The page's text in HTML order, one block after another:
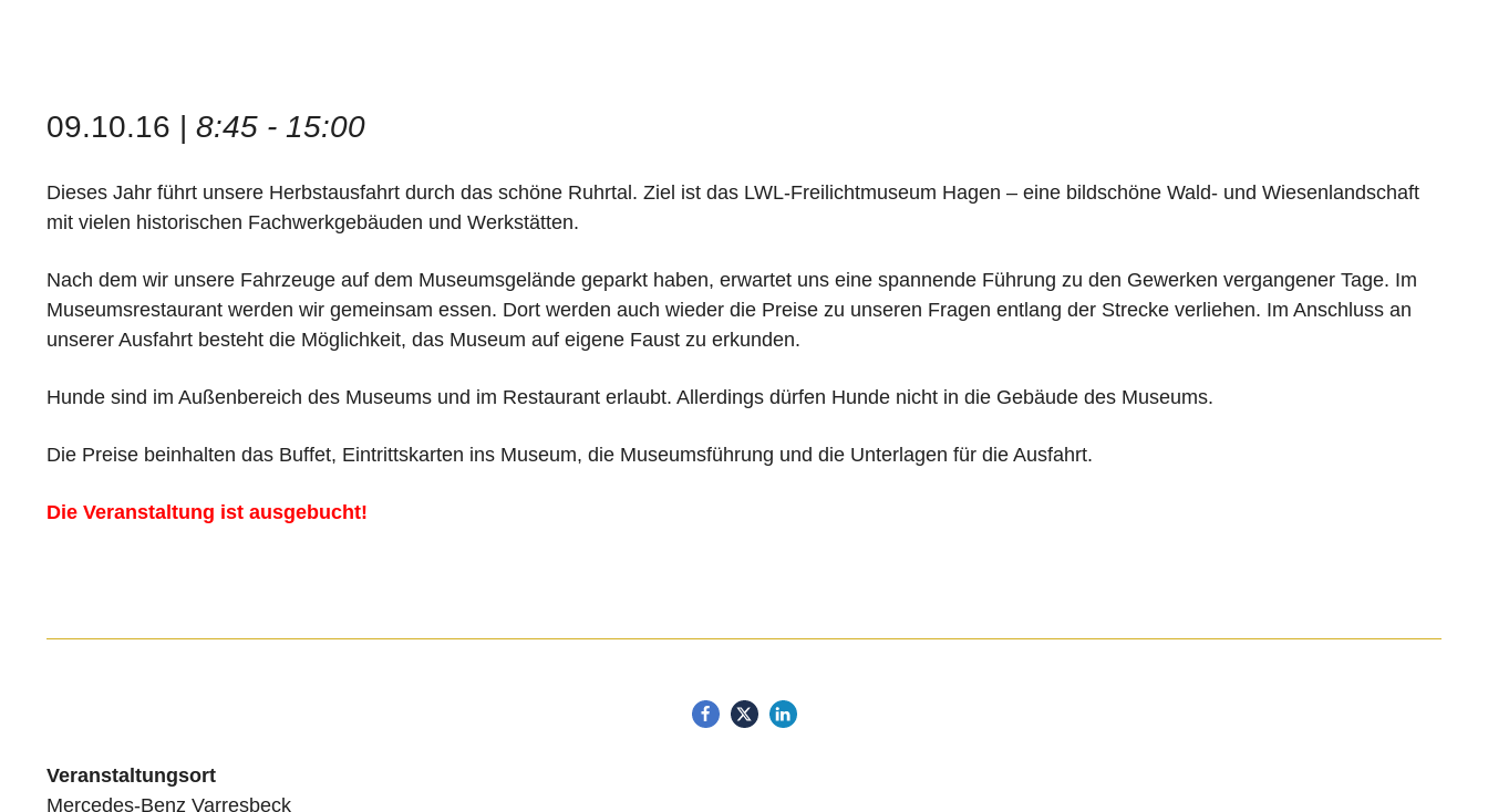
09.10.16 | 8:45 - 15:00
Dieses Jahr führt unsere Herbstausfahrt durch das schöne Ruhrtal. Ziel ist das LWL-Freilichtmuseum Hagen – eine bildschöne Wald- und Wiesenlandschaft
mit vielen historischen Fachwerkgebäuden und Werkstätten.
Nach dem wir unsere Fahrzeuge auf dem Museumsgelände geparkt haben, erwartet uns eine spannende Führung zu den Gewerken vergangener Tage. Im
Museumsrestaurant werden wir gemeinsam essen. Dort werden auch wieder die Preise zu unseren Fragen entlang der Strecke verliehen. Im Anschluss an
unserer Ausfahrt besteht die Möglichkeit, das Museum auf eigene Faust zu erkunden.
Hunde sind im Außenbereich des Museums und im Restaurant erlaubt. Allerdings dürfen Hunde nicht in die Gebäude des Museums.
Die Preise beinhalten das Buffet, Eintrittskarten ins Museum, die Museumsführung und die Unterlagen für die Ausfahrt.
Die Veranstaltung ist ausgebucht!
Veranstaltungsort
Mercedes-Benz Varresbeck